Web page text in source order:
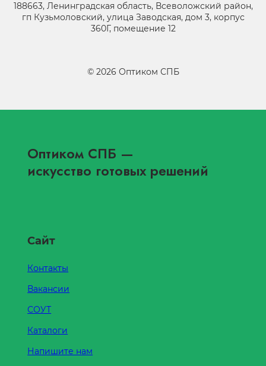
188663, Ленинградская область, Всеволожский район,
гп Кузьмоловский, улица Заводская, дом 3, корпус
360Г, помещение 12
© 2026 Оптиком СПБ
Оптиком СПБ —
искусство готовых решений
Сайт
Контакты
Вакансии
СОУТ
Каталоги
Напишите нам